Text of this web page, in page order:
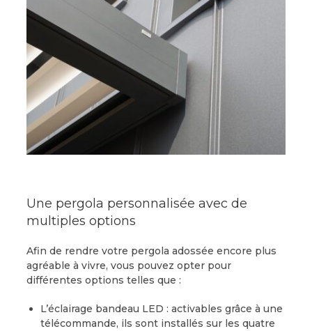
Une pergola personnalisée avec de
multiples options
Afin de rendre votre pergola adossée encore plus
agréable à vivre, vous pouvez opter pour
différentes options telles que :
L’éclairage bandeau LED : activables grâce à une
télécommande, ils sont installés sur les quatre